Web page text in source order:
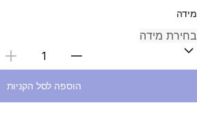
מידה
בחירת כמות
הוספה לסל הקניות